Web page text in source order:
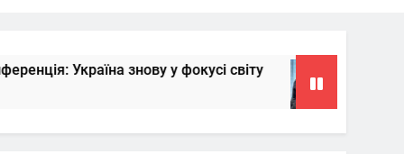
Україна знову у фокусі світу